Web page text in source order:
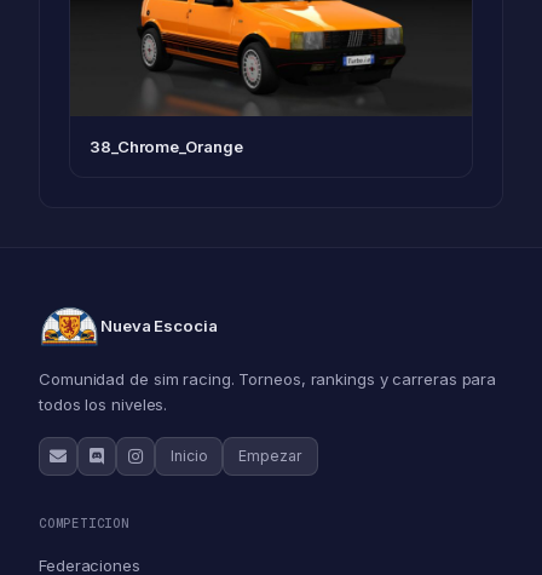
38_Chrome_Orange
Nueva Escocia
Comunidad de sim racing. Torneos, rankings y carreras para
todos los niveles.
Inicio Empezar
COMPETICION
Federaciones